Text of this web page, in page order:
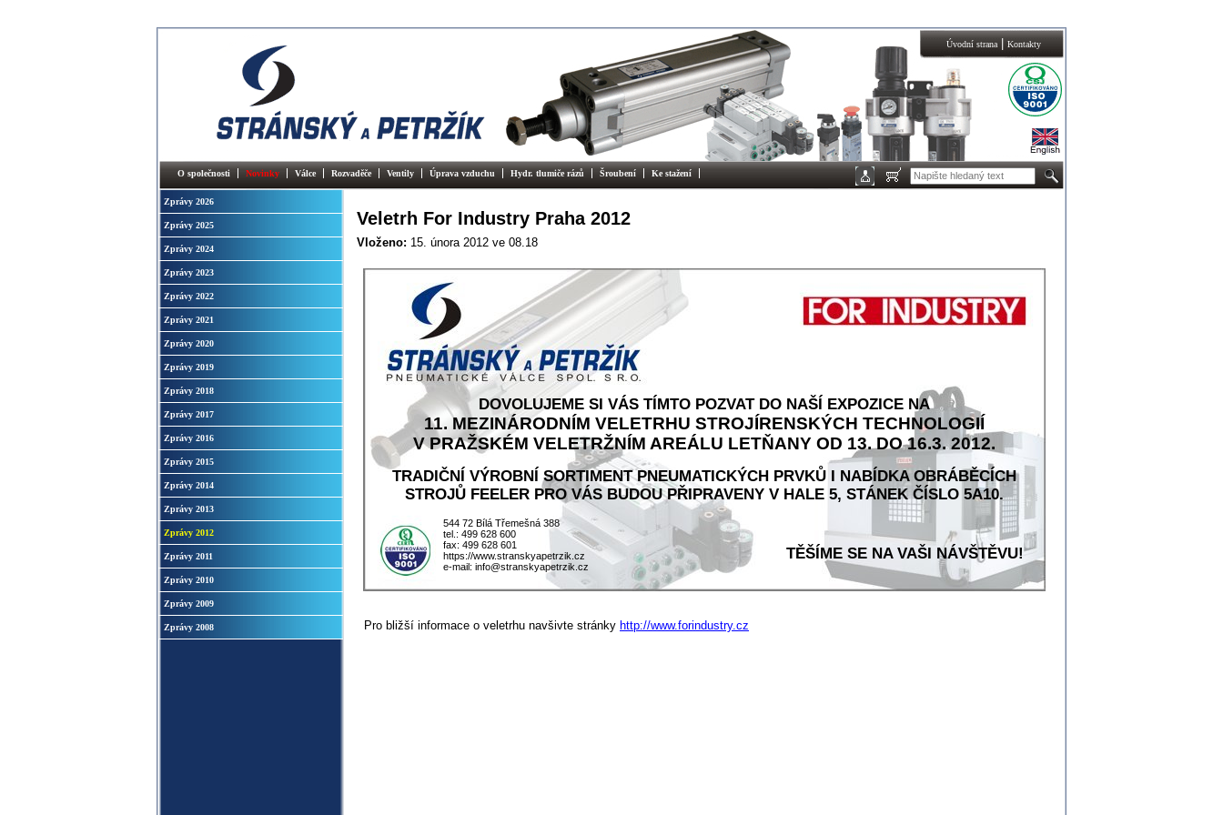
Úvodní strana| Kontakty
O společnosti Novinky Válce Rozvaděče Ventily Úprava vzduchu Hydr. tlumiče rázů Šroubení Ke stažení
Zprávy 2026
Zprávy 2025
Zprávy 2024
Zprávy 2023
Zprávy 2022
Zprávy 2021
Zprávy 2020
Zprávy 2019
Zprávy 2018
Zprávy 2017
Zprávy 2016
Zprávy 2015
Zprávy 2014
Zprávy 2013
Zprávy 2012
Zprávy 2011
Zprávy 2010
Zprávy 2009
Zprávy 2008
Veletrh For Industry Praha 2012
Vloženo: 15. února 2012 ve 08.18
DOVOLUJEME SI VÁS TÍMTO POZVAT DO NAŠÍ EXPOZICE NA
11. MEZINÁRODNÍM VELETRHU STROJÍRENSKÝCH TECHNOLOGIÍ
V PRAŽSKÉM VELETRŽNÍM AREÁLU LETŇANY OD 13. DO 16.3. 2012.
TRADIČNÍ VÝROBNÍ SORTIMENT PNEUMATICKÝCH PRVKŮ I NABÍDKA OBRÁBĚCÍCH
STROJŮ FEELER PRO VÁS BUDOU PŘIPRAVENY V HALE 5, STÁNEK ČÍSLO 5A10.
544 72 Bílá Třemešná 388
tel.: 499 628 600
fax: 499 628 601
https://www.stranskyapetrzik.cz
e-mail: info@stranskyapetrzik.cz
TĚŠÍME SE NA VAŠI NÁVŠTĚVU!
Pro bližší informace o veletrhu navšivte stránky http://www.forindustry.cz